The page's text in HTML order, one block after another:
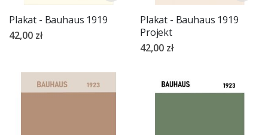
Plakat - Bauhaus 1919
42,00 zł
Plakat - Bauhaus 1919
Projekt
42,00 zł